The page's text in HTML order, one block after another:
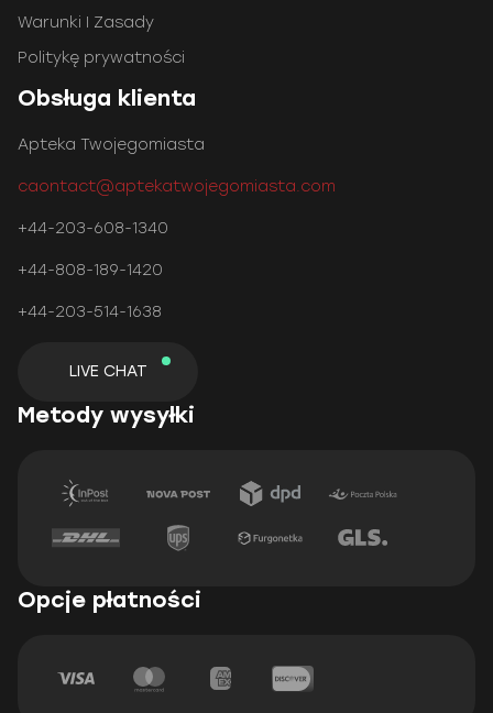
Warunki I Zasady
Politykę prywatności
Obsługa klienta
Apteka Twojegomiasta
caontact@aptekatwojegomiasta.com
+44-203-608-1340
+44-808-189-1420
+44-203-514-1638
LIVE CHAT
Metody wysyłki
Opcje płatności